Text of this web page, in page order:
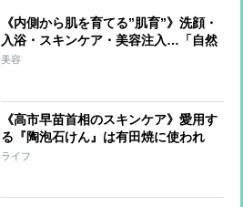
《内側から肌を育てる”肌育”》洗顔・
入浴・スキンケア・美容注入…「自然
な美しさ」をコツコツ育む方法を美の
美容
《高市早苗首相のスキンケア》愛用す
る『陶泡石けん』は有田焼に使われ
る“陶土”が原材料 陶土の粘着力が毛
ライフ